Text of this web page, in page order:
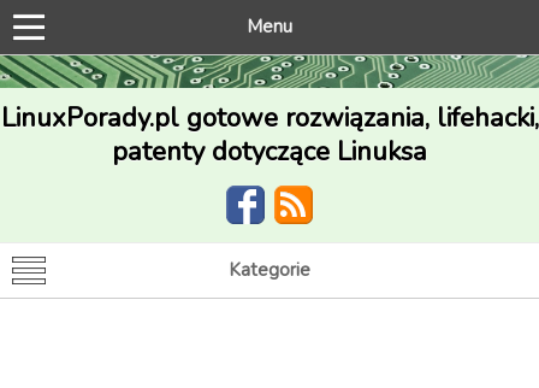
Menu
LinuxPorady.pl gotowe rozwiązania, lifehacki,
patenty dotyczące Linuksa
Kategorie